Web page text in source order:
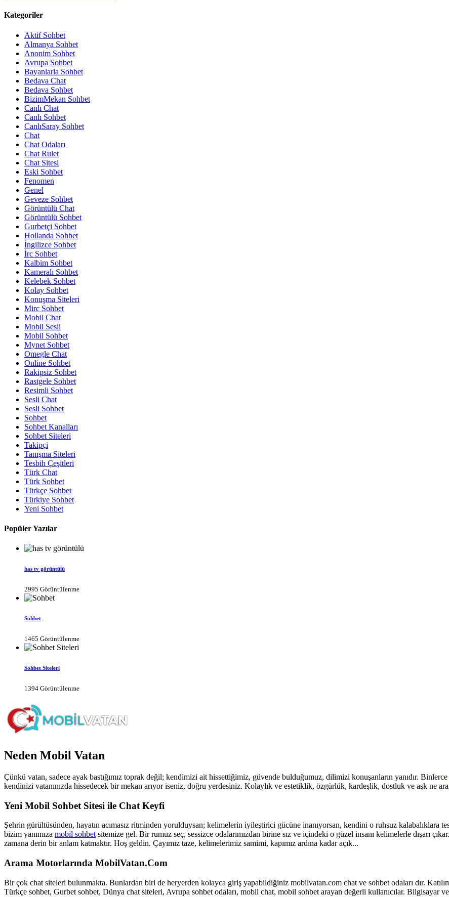
Kategoriler
Aktif Sohbet
Almanya Sohbet
Anonim Sohbet
Avrupa Sohbet
Bayanlarla Sohbet
Bedava Chat
Bedava Sohbet
BizimMekan Sohbet
Canlı Chat
Canlı Sohbet
CanlıSaray Sohbet
Chat
Chat Odaları
Chat Rulet
Chat Sitesi
Eski Sohbet
Fenomen
Genel
Geveze Sohbet
Görüntülü Chat
Görüntülü Sohbet
Gurbetçi Sohbet
Hollanda Sohbet
İngilizce Sohbet
İrc Sohbet
Kalbim Sohbet
Kameralı Sohbet
Kelebek Sohbet
Kolay Sohbet
Konuşma Siteleri
Mirc Sohbet
Mobil Chat
Mobil Sesli
Mobil Sohbet
Mynet Sohbet
Omegle Chat
Online Sohbet
Rakipsiz Sohbet
Rastgele Sohbet
Resimli Sohbet
Sesli Chat
Sesli Sohbet
Sohbet
Sohbet Kanalları
Sohbet Siteleri
Takipçi
Tanışma Siteleri
Tesbih Çeşitleri
Türk Chat
Türk Sohbet
Türkçe Sohbet
Türkiye Sohbet
Yeni Sohbet
Popüler Yazılar
has tv görüntülü
2995 Görüntülenme
Sohbet
1465 Görüntülenme
Sohbet Siteleri
1394 Görüntülenme
Neden Mobil Vatan
Çünkü vatan, sadece ayak bastığımız toprak değil; kendimizi ait hissettiğimiz, güvende bulduğumuz, dilimizi konuşanların yanıdır. Binlerce
kendinizi vatanınızda hissedecek bir mekan arıyor iseniz, doğru yerdesiniz. Kolaylık ve estetiklik, özgürlük, kardeşlik, dostluk ve aşk ne
Yeni Mobil Sohbet Sitesi ile Chat Keyfi
Şehrin gürültüsünden, hayatın acımasız ritminden yorulduysan; kelimelerin iyileştirici gücüne inanıyorsan, kendini o ruhsuz kalabalıklara
bizim yanımıza mobil sohbet sitemize gel. Bir rumuz seç, sessizce odalarımızdan birine sız ve içindeki o güzel insanı kelimelerle dışarı
zamana derin bir anlam katmaktır. Hoş geldin. Çayımız taze, kelimelerimiz samimi, kapımız ardına kadar açık...
Arama Motorlarında MobilVatan.Com
Bir çok chat siteleri bulunmakta. Bunlardan biri de heryerden kolayca giriş yapabildiğiniz mobilvatan.com chat ve sohbet odaları dır.
Türkçe sohbet, Gurbet sohbet, Dünya chat siteleri, Avrupa sohbet odaları, mobil chat, mobil sohbet arayan değerli kullanıcılar. Bilgisayar